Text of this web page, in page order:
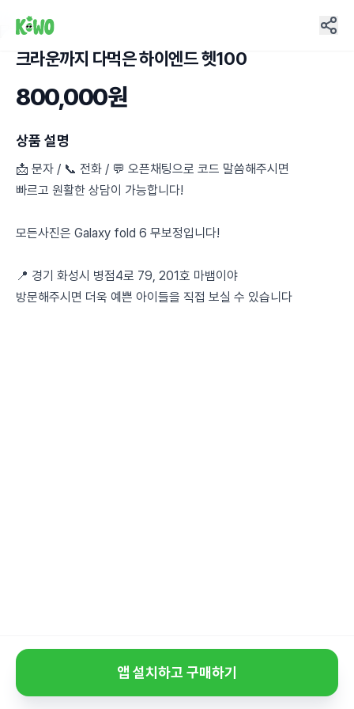
크라운까지 다먹은 하이엔드 헷100
800,000원
상품 설명
📩 문자 / 📞 전화 / 💬 오픈채팅으로 코드 말씀해주시면
빠르고 원활한 상담이 가능합니다!
모든사진은 Galaxy fold 6 무보정입니다!
📍 경기 화성시 병점4로 79, 201호 마뱀이야
방문해주시면 더욱 예쁜 아이들을 직접 보실 수 있습니다
앱 설치하고 구매하기